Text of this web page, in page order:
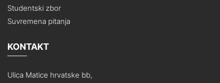
Studentski zbor
Suvremena pitanja
KONTAKT
Ulica Matice hrvatske bb,